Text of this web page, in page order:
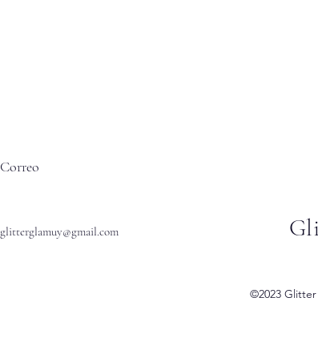
Correo
glitterglamuy@gmail.com
©2023